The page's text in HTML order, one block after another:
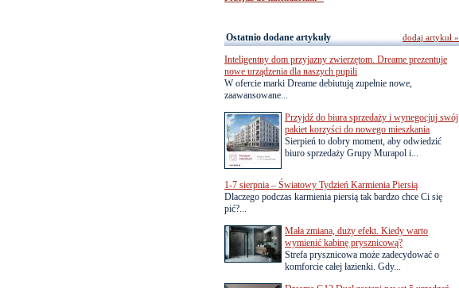
Ostatnio dodane artykuły
Inteligentny dom przyjazny zwierzętom. Dreame prezentuje
nowe urządzenia dla naszych pupili
W ofercie marki Dreame debiutują zupełnie nowe,
zaawansowane...
Przyjdź do biura sprzedaży i wynegocjuj swój
pakiet korzyści do nowego mieszkania
Sierpień to dobry moment, aby odwiedzić
biuro sprzedaży Grupy Murapol i...
1-7 sierpnia – Światowy Tydzień Karmienia Piersią
Dlaczego podczas karmienia piersią tak bardzo chce Ci się
pić?...
Mała zmiana, duży efekt. Kiedy warto
wymienić kabinę prysznicową?
Strefa prysznicowa może zadecydować o
komforcie całej łazienki. Gdy...
dodaj artykuł »